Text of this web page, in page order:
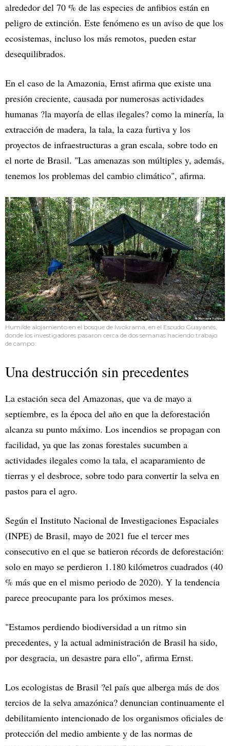
alrededor del 70 % de las especies de anfibios están en
peligro de extinción. Este fenómeno es un aviso de que los
ecosistemas, incluso los más remotos, pueden estar
desequilibrados.
En el caso de la Amazonia, Ernst afirma que existe una
presión creciente, causada por numerosas actividades
humanas ?la mayoría de ellas ilegales? como la minería, la
extracción de madera, la tala, la caza furtiva y los
proyectos de infraestructuras a gran escala, sobre todo en
el norte de Brasil. "Las amenazas son múltiples y, además,
tenemos los problemas del cambio climático", afirma.
Humilde alojamiento en el bosque de Iwokrama, en el Escudo Guayanés,
donde los investigadores pasaron cerca de dos semanas haciendo trabajo
de campo.
Una destrucción sin precedentes
La estación seca del Amazonas, que va de mayo a
septiembre, es la época del año en que la deforestación
alcanza su punto máximo. Los incendios se propagan con
facilidad, ya que las zonas forestales sucumben a
actividades ilegales como la tala, el acaparamiento de
tierras y el desbroce, sobre todo para convertir la selva en
pastos para el agro.
Según el Instituto Nacional de Investigaciones Espaciales
(INPE) de Brasil, mayo de 2021 fue el tercer mes
consecutivo en el que se batieron récords de deforestación:
solo en mayo se perdieron 1.180 kilómetros cuadrados (40
% más que en el mismo periodo de 2020). Y la tendencia
parece preocupante para los próximos meses.
"Estamos perdiendo biodiversidad a un ritmo sin
precedentes, y la actual administración de Brasil ha sido,
por desgracia, un desastre para ello", afirma Ernst.
Los ecologistas de Brasil ?el país que alberga más de dos
tercios de la selva amazónica? denuncian continuamente el
debilitamiento intencionado de los organismos oficiales de
protección del medio ambiente y de las normas de